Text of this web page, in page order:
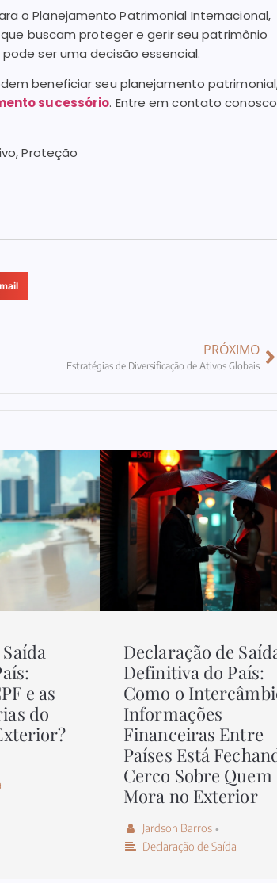
o Planejamento Patrimonial Internacional,
buscam proteger e gerir seu patrimônio
ser uma decisão essencial.
beneficiar seu planejamento
sucessório. Entre em contato conosco
Proteção
PRÓXIMO
Estratégias de Diversificação de Ativos Globais
e as
do
Declaração de
Definitiva do País:
Como o
Informações
Financeiras Entre
Países Está
Cerco Sobre Quem
Mora no Exterior
Jardson Barros •
Declaração de Saída